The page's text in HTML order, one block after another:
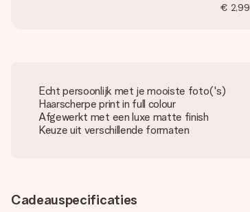
€ 2,99
Echt persoonlijk met je mooiste foto('s)
Haarscherpe print in full colour
Afgewerkt met een luxe matte finish
Keuze uit verschillende formaten
Cadeauspecificaties